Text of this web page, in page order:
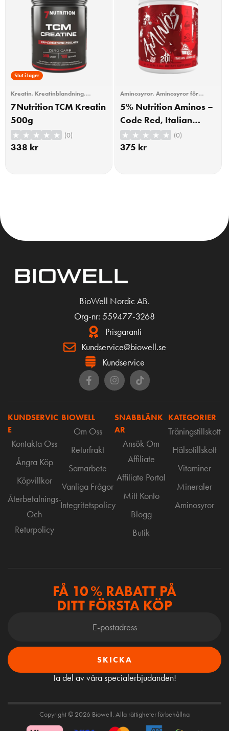
Slut i lager
Kreatin, Kreatinblandning,
Träning
7Nutrition TCM Kreatin
500g
(0)
338 kr
Aminosyror, Aminosyror för
träning , BCAA , BCAA/EAA
Träning
5% Nutrition Aminos –
Code Red, Italian
Lemon Ice – 224
grams
(0)
375 kr
BioWell Nordic AB.
Org-nr: 559477-3268
Prisgaranti
Kundservice@biowell.se
Kundservice
KUNDSERVIC
E
Kontakta Oss
Ångra Köp
Köpvillkor
Återbetalnings-
Och
Returpolicy
BIOWELL
Om Oss
Returfrakt
Samarbete
Vanliga Frågor
Integritetspolicy
SNABBLÄNK
AR
Ansök Om
Affiliate
Affiliate Portal
Mitt Konto
Blogg
Butik
KATEGORIER
Träningstillskott
Hälsotillskott
Vitaminer
Mineraler
Aminosyror
FÅ 10 % RABATT PÅ
DITT FÖRSTA KÖP
SKICKA
Ta del av våra specialerbjudanden!
Copyright © 2026 Biowell. Alla rättigheter förbehållna